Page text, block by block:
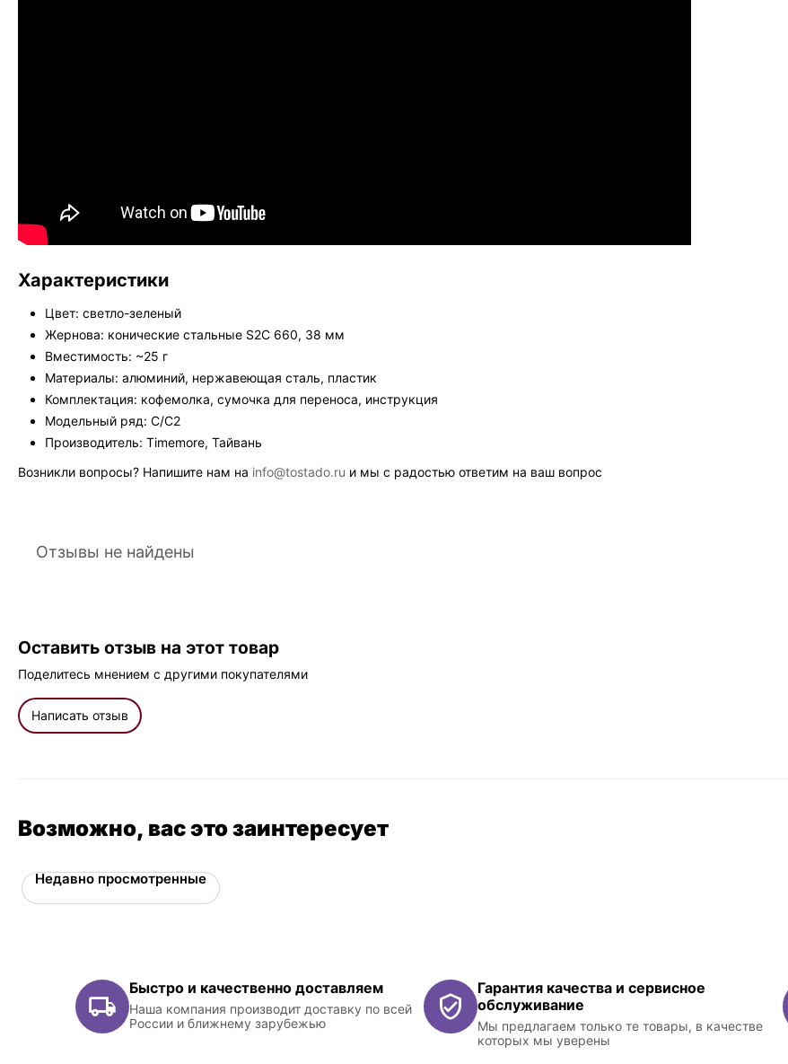
Характеристики
Цвет: светло-зеленый
Жернова: конические стальные S2C 660, 38 мм
Вместимость: ~25 г
Материалы: алюминий, нержавеющая сталь, пластик
Комплектация: кофемолка, сумочка для переноса, инструкция
Модельный ряд: C/C2
Производитель: Timemore, Тайвань
Возникли вопросы? Напишите нам на info@tostado.ru и мы с радостью ответим на ваш вопрос
Отзывы не найдены
Оставить отзыв на этот товар
Поделитесь мнением с другими покупателями
Написать отзыв
Возможно, вас это заинтересует
Недавно просмотренные
Быстро и качественно доставляем
Наша компания производит доставку по всей
России и ближнему зарубежью
Гарантия качества и сервисное
обслуживание
Мы предлагаем только те товары, в качестве
которых мы уверены